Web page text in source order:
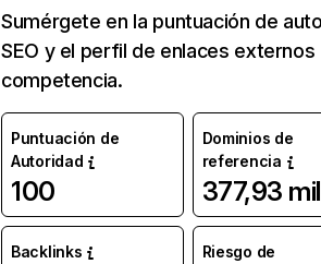
Sumérgete en la puntuación de
SEO y el perfil de enlaces externos
competencia.
Puntuación de
Autoridad
100
Dominios de
referencia
377,93 mil
Backlinks
Riesgo de